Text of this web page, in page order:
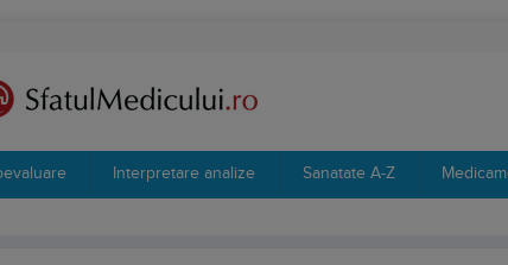
Interpretare analize Sanatate A-Z